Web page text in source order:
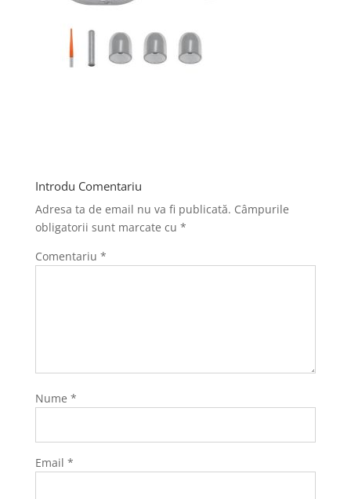
Introdu Comentariu
Adresa ta de email nu va fi publicată. Câmpurile
obligatorii sunt marcate cu *
Comentariu *
Nume *
Email *